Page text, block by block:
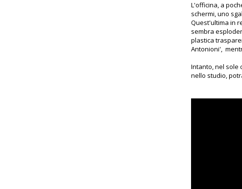
L'officina, a
schermi, uno
Quest'ultima in
sembra
plastica
Antonioni',
Intanto, nel sole
nello studio,